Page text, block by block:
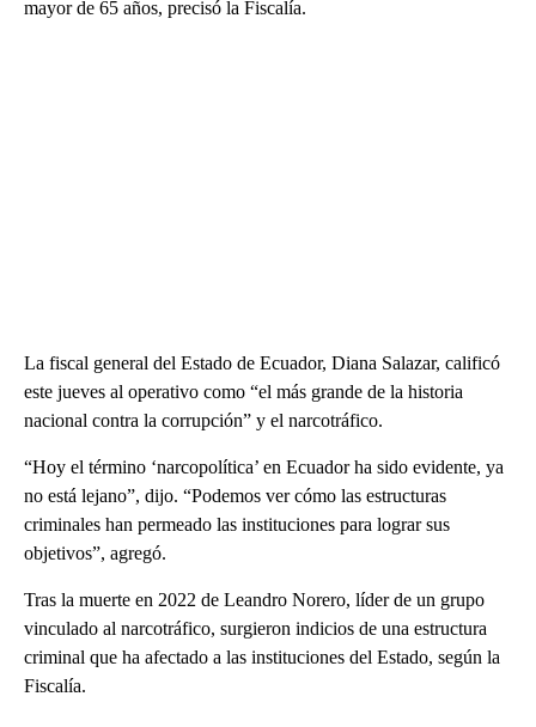
mayor de 65 años, precisó la Fiscalía.
La fiscal general del Estado de Ecuador, Diana Salazar, calificó
este jueves al operativo como “el más grande de la historia
nacional contra la corrupción” y el narcotráfico.
“Hoy el término ‘narcopolítica’ en Ecuador ha sido evidente, ya
no está lejano”, dijo. “Podemos ver cómo las estructuras
criminales han permeado las instituciones para lograr sus
objetivos”, agregó.
Tras la muerte en 2022 de Leandro Norero, líder de un grupo
vinculado al narcotráfico, surgieron indicios de una estructura
criminal que ha afectado a las instituciones del Estado, según la
Fiscalía.